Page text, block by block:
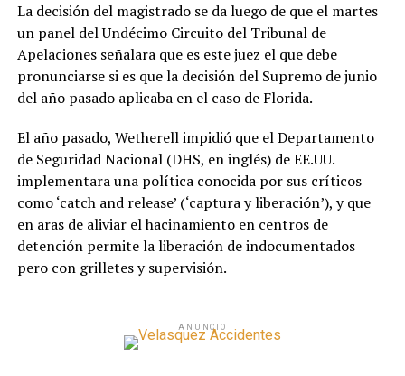
La decisión del magistrado se da luego de que el martes
un panel del Undécimo Circuito del Tribunal de
Apelaciones señalara que es este juez el que debe
pronunciarse si es que la decisión del Supremo de junio
del año pasado aplicaba en el caso de Florida.
El año pasado, Wetherell impidió que el Departamento
de Seguridad Nacional (DHS, en inglés) de EE.UU.
implementara una política conocida por sus críticos
como ‘catch and release’ (‘captura y liberación’), y que
en aras de aliviar el hacinamiento en centros de
detención permite la liberación de indocumentados
pero con grilletes y supervisión.
ANUNCIO